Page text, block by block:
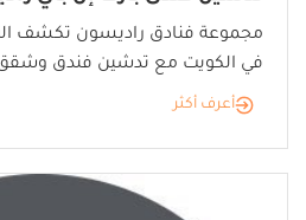
مجموعة فنادق راديسون تكشف
في الكويت مع تدشين فندق وشقق
أعرف أكثر